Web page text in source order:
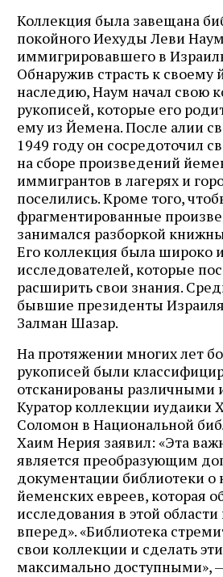
Коллекция была завещана
покойного Иехуды Леви
иммигрировавшего в
Обнаружив страсть к своему
наследию, Наум начал свою
рукописей, которые его
ему из Йемена. После алии
1949 году он сосредоточил
на сборе произведений
иммигрантов в лагерях и
поселились. Кроме того,
фрагментированные
занимался разборкой
Его коллекция была широко
исследователей, которые
расширить свои знания.
бывшие президенты
Залман Шазар.
На протяжении многих лет
рукописей были
отсканированы различными
Куратор коллекции иудаики
Соломон в Национальной
Хаим Нерия заявил: «Эта
является преобразующим
документации библиотеки о
йеменских евреев, которая
исследования в этой
вперед». «Библиотека
свои коллекции и сделать
максимально доступными»,